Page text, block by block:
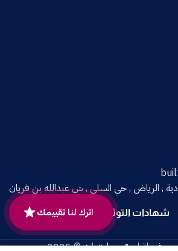
, الرياض , حي السلي , ش عبدالله بن فريان
شهادات التوثيق
محفوظة لـمتجر بلت إن© 2025.
اترك لنا تقييمك